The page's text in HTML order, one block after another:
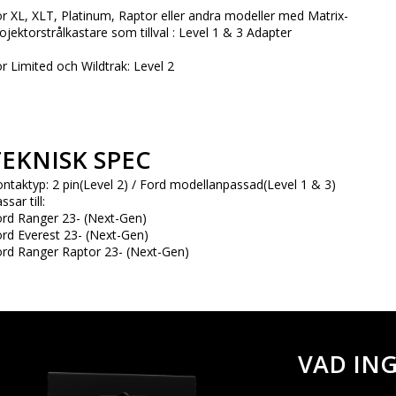
XL, XLT, Platinum, Raptor eller andra modeller med Matrix-
som tillval : Level 1 & 3 Adapter
Limited och Wildtrak: Level 2
SPEC
2 pin(Level 2) / Ford modellanpassad(Level 1 & 3)
till:
Ranger 23- (Next-Gen)
Everest 23- (Next-Gen)
Ranger Raptor 23- (Next-Gen)
VAD